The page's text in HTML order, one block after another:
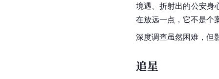
境遇、折射出的公安身
在放远一点，它不是个
深度调查虽然困难，但
追星